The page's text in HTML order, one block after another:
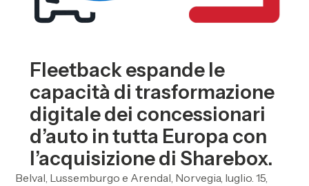
Fleetback espande le
capacità di trasformazione
digitale dei concessionari
d’auto in tutta Europa con
l’acquisizione di Sharebox.
Belval, Lussemburgo e Arendal, Norvegia, luglio. 15,